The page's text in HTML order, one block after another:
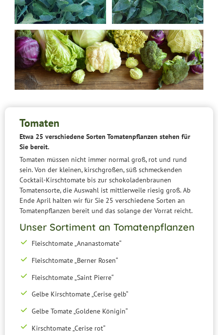
Tomaten
Etwa 25 verschiedene Sorten Tomatenpflanzen stehen für
Sie bereit.
Tomaten müssen nicht immer normal groß, rot und rund
sein. Von der kleinen, kirschgroßen, süß schmeckenden
Cocktail-Kirschtomate bis zur schokoladenbraunen
Tomatensorte, die Auswahl ist mittlerweile riesig groß. Ab
Ende April halten wir für Sie 25 verschiedene Sorten an
Tomatenpflanzen bereit und das solange der Vorrat reicht.
Unser Sortiment an Tomatenpflanzen
Fleischtomate „Ananastomate“
Fleischtomate „Berner Rosen“
Fleischtomate „Saint Pierre“
Gelbe Kirschtomate „Cerise gelb“
Gelbe Tomate „Goldene Königin“
Kirschtomate „Cerise rot“